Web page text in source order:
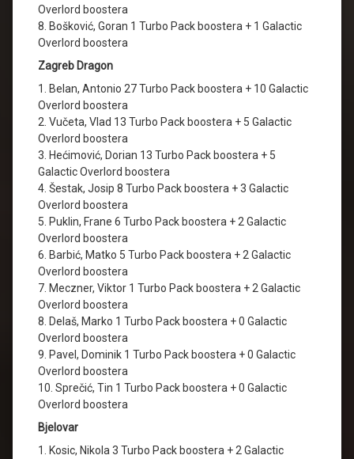
Overlord boostera
8. Bošković, Goran 1 Turbo Pack boostera + 1 Galactic
Overlord boostera
Zagreb Dragon
1. Belan, Antonio 27 Turbo Pack boostera + 10 Galactic
Overlord boostera
2. Vučeta, Vlad 13 Turbo Pack boostera + 5 Galactic
Overlord boostera
3. Hećimović, Dorian 13 Turbo Pack boostera + 5
Galactic Overlord boostera
4. Šestak, Josip 8 Turbo Pack boostera + 3 Galactic
Overlord boostera
5. Puklin, Frane 6 Turbo Pack boostera + 2 Galactic
Overlord boostera
6. Barbić, Matko 5 Turbo Pack boostera + 2 Galactic
Overlord boostera
7. Meczner, Viktor 1 Turbo Pack boostera + 2 Galactic
Overlord boostera
8. Delaš, Marko 1 Turbo Pack boostera + 0 Galactic
Overlord boostera
9. Pavel, Dominik 1 Turbo Pack boostera + 0 Galactic
Overlord boostera
10. Sprečić, Tin 1 Turbo Pack boostera + 0 Galactic
Overlord boostera
Bjelovar
1. Kosic, Nikola 3 Turbo Pack boostera + 2 Galactic